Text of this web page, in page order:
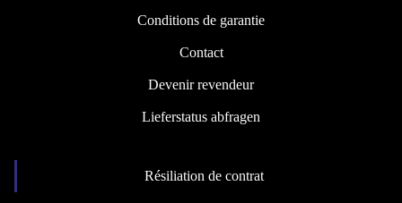
Conditions de garantie
Contact
Devenir revendeur
Lieferstatus abfragen
Résiliation de contrat